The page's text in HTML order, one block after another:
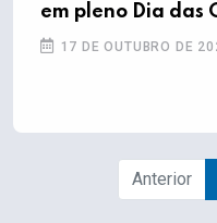
em pleno Dia das
17 DE OUTUBRO DE
Anterior